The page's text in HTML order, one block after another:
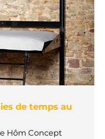
de temps au
Hôm Concept